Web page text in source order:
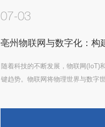
07-03
亳州物联网与数字化：构
随着科技的不断发展，物联网(IoT)
键趋势。物联网将物理世界与数字